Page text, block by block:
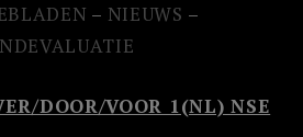
– NIEUWS –
DOOR/VOOR 1(NL) NSE